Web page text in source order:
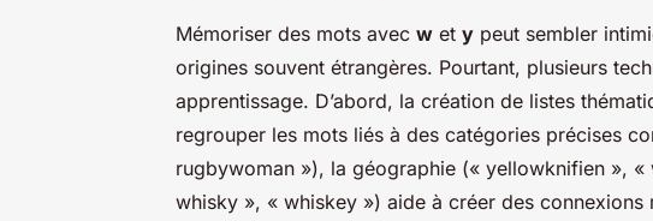
Mémoriser des mots avec w et y peut sembler
origines souvent étrangères. Pourtant, plusieurs
apprentissage. D’abord, la création de listes
regrouper les mots liés à des catégories précises
rugbywoman »), la géographie (« yellowknifien »,
whisky », « whiskey ») aide à créer des